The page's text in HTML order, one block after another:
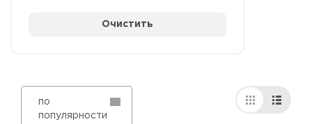
Очистить
по
популярности